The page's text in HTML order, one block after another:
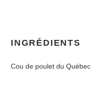
INGRÉDIENTS
Cou de poulet du Québec